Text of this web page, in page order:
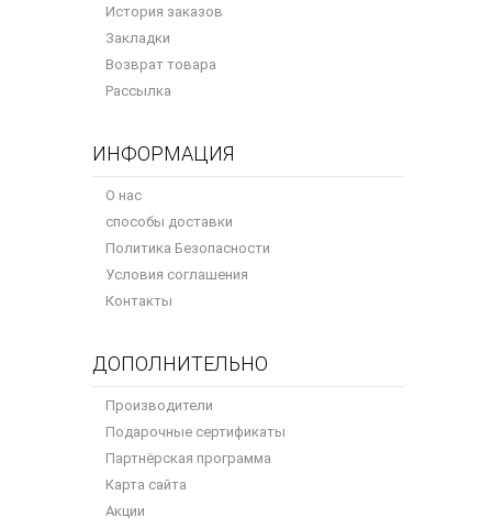
История заказов
Закладки
Возврат товара
Рассылка
ИНФОРМАЦИЯ
О нас
способы доставки
Политика Безопасности
Условия соглашения
Контакты
ДОПОЛНИТЕЛЬНО
Производители
Подарочные сертификаты
Партнёрская программа
Карта сайта
Акции